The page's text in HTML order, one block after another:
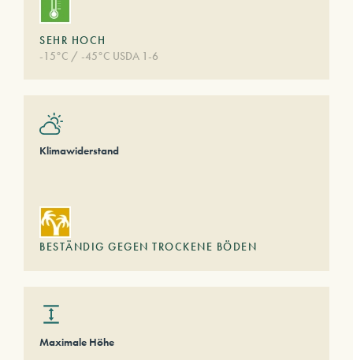
SEHR HOCH
-15°C / -45°C USDA 1-6
Klimawiderstand
BESTÄNDIG GEGEN TROCKENE BÖDEN
Maximale Höhe